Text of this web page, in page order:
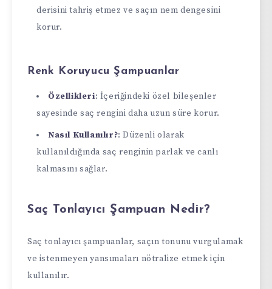
derisini tahriş etmez ve saçın nem dengesini
korur.
Renk Koruyucu Şampuanlar
Özellikleri: İçeriğindeki özel bileşenler
sayesinde saç rengini daha uzun süre korur.
Nasıl Kullanılır?: Düzenli olarak
kullanıldığında saç renginin parlak ve canlı
kalmasını sağlar.
Saç Tonlayıcı Şampuan Nedir?
Saç tonlayıcı şampuanlar, saçın tonunu vurgulamak
ve istenmeyen yansımaları nötralize etmek için
kullanılır.